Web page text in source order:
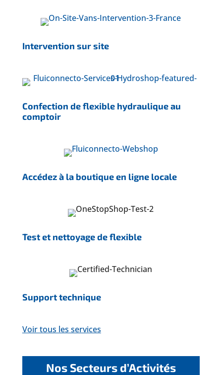
Intervention sur site
Confection de flexible hydraulique au
comptoir
Accédez à la boutique en ligne locale
Test et nettoyage de flexible
Support technique
Voir tous les services
Nos Secteurs d’Activités